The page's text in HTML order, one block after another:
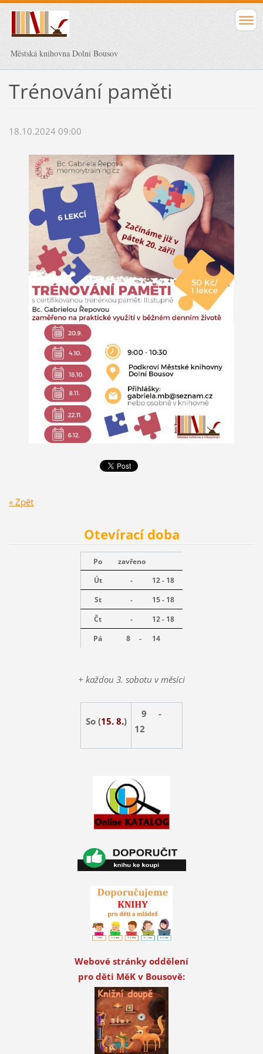
Městská knihovna Dolní Bousov
Trénování paměti
18.10.2024 09:00
« Zpět
Otevírací doba
Po
zavřeno
Út
-
12 - 18
St
-
15 - 18
Čt
-
12 - 18
Pá
8 - 14
+ každou 3. sobotu v měsíci
So (15. 8.)
9 -
12
Webové stránky oddělení
pro děti MěK v Bousově: